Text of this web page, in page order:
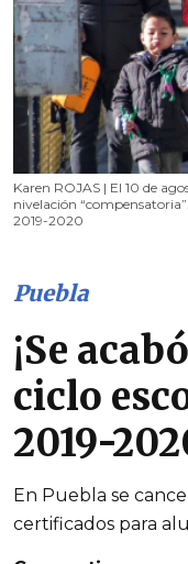
Karen ROJAS | El 10 de
nivelación “compensatoria”.
2019-2020
Puebla
¡Se
ciclo
2019-
En Puebla se
certificados para